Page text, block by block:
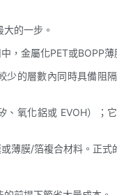
的一步。
，金屬化PET或BOPP
的層數內同時具備阻
氧化鋁或 EVOH）；
薄膜/箔複合材料。正